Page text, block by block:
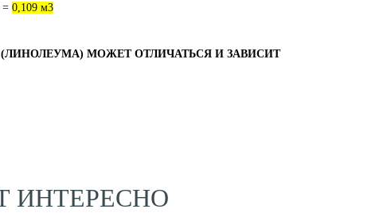
= 0,109 м3
МОЖЕТ ОТЛИЧАТЬСЯ И ЗАВИСИТ
ИНТЕРЕСНО